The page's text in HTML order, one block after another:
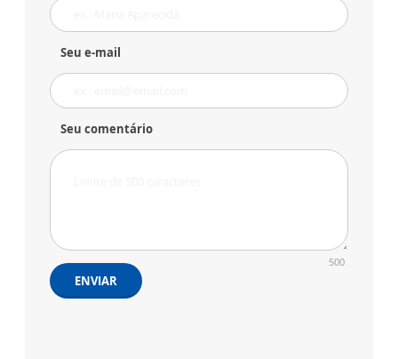
Seu e-mail
Seu comentário
500
ENVIAR